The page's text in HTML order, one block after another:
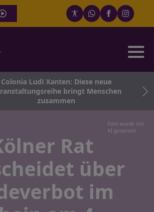
Colonia Ludi Xanten: Diese neue
bringt Menschen
zusammen
Foto wurde mit
KI generiert
Rat
über
im